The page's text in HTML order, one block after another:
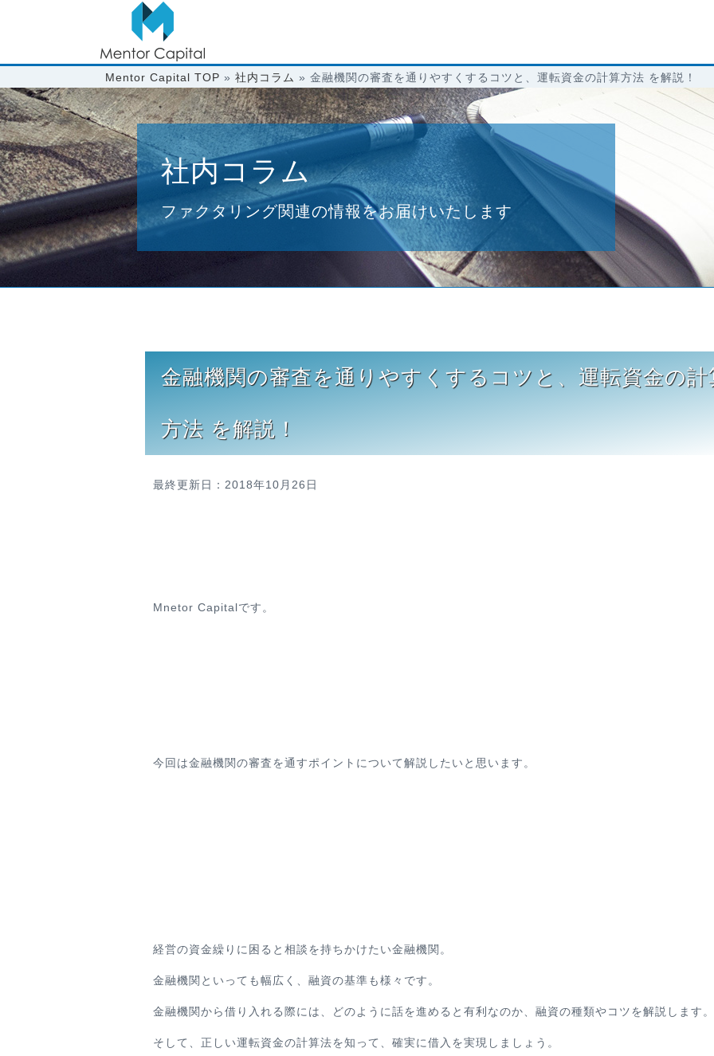
Mentor Capital TOP » 社内コラム » 金融機関の審査を通りやすくするコツと、運転資金の計算方法 を解説！
社内コラム
ファクタリング関連の情報をお届けいたします
金融機関の審査を通りやすくするコツと、運転資金の計
方法 を解説！
最終更新日：2018年10月26日
Mnetor Capitalです。
今回は金融機関の審査を通すポイントについて解説したいと思います。
経営の資金繰りに困ると相談を持ちかけたい金融機関。
金融機関といっても幅広く、融資の基準も様々です。
金融機関から借り入れる際には、どのように話を進めると有利なのか、融資の種類やコツを解説します。
そして、正しい運転資金の計算法を知って、確実に借入を実現しましょう。